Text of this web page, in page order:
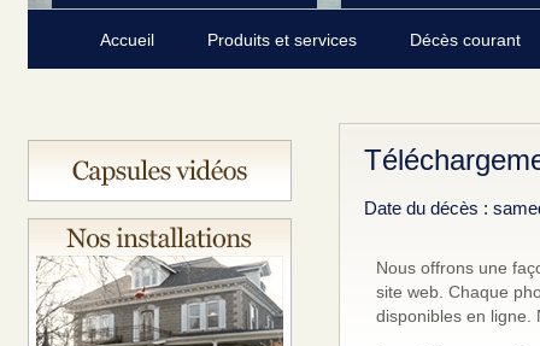
Accueil Produits et services Décès courant
Date du décès :
Nous offrons une
site web. Chaque
disponibles en ligne.